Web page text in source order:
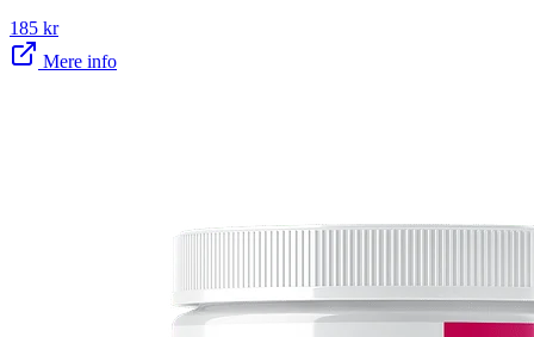
185 kr
Mere info